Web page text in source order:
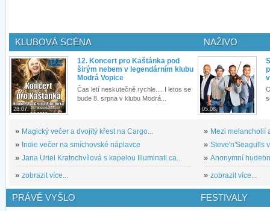
KLUBOVÁ SCÉNA
28.07.
12. Koncert pro Kaštánka pod
širým nebem v legendárním klubu
Modrá Vopice
Čas letí neskutečně rychle.... I letos se
bude 8. srpna v klubu Modrá...
» Magický večer a dvojitý křest na Cargo...
» Indie večer na smíchovské náplavce
» Jana Uriel Kratochvílová s kapelou Illuminati.ca...
» zobrazit více...
NAŽIVO
05.08.
» Mezi melancholií
» Steve'n'Seagulls
» Anonymní
» zobrazit více...
PRÁVĚ VYŠLO FESTIVALY